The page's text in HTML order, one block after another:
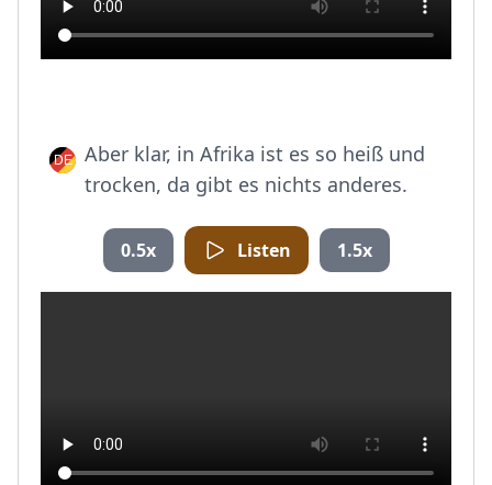
Aber klar, in Afrika ist es so heiß und
trocken, da gibt es nichts anderes.
0.5x Listen 1.5x